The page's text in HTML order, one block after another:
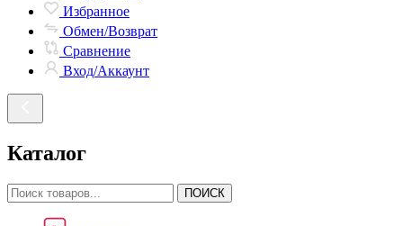
Избранное
Обмен/Возврат
Сравнение
Вход/Аккаунт
Каталог
ПОИСК